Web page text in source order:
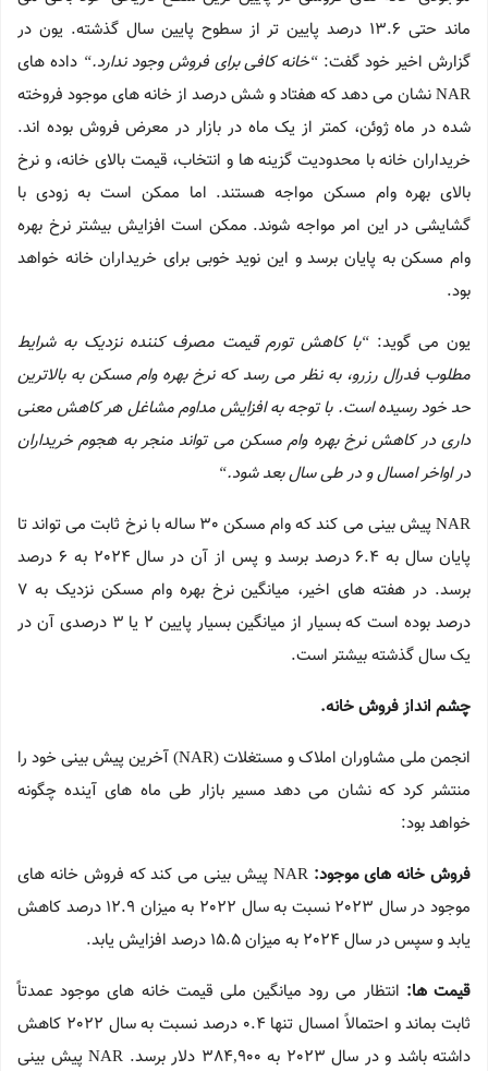
ماند حتی 13.6 درصد پایین تر از سطوح پایین سال گذشته. یون در
گزارش اخیر خود گفت: “خانه کافی برای فروش وجود ندارد.“ داده های
NAR نشان می دهد که هفتاد و شش درصد از خانه های موجود فروخته
شده در ماه ژوئن، کمتر از یک ماه در بازار در معرض فروش بوده اند.
خریداران خانه با محدودیت گزینه ها و انتخاب، قیمت بالای خانه، و نرخ
بالای بهره وام مسکن مواجه هستند. اما ممکن است به زودی با
گشایشی در این امر مواجه شوند. ممکن است افزایش بیشتر نرخ بهره
وام مسکن به پایان برسد و این نوید خوبی برای خریداران خانه خواهد
بود.
یون می گوید: “با کاهش تورم قیمت مصرف کننده نزدیک به شرایط
مطلوب فدرال رزرو، به نظر می رسد که نرخ بهره وام مسکن به بالاترین
حد خود رسیده است. با توجه به افزایش مداوم مشاغل هر کاهش معنی
داری در کاهش نرخ بهره وام مسکن می تواند منجر به هجوم خریداران
در اواخر امسال و در طی سال بعد شود.“
NAR پیش بینی می کند که وام مسکن 30 ساله با نرخ ثابت می تواند تا
پایان سال به 6.4 درصد برسد و پس از آن در سال 2024 به 6 درصد
برسد. در هفته های اخیر، میانگین نرخ بهره وام مسکن نزدیک به 7
درصد بوده است که بسیار از میانگین بسیار پایین 2 یا 3 درصدی آن در
یک سال گذشته بیشتر است.
چشم انداز فروش خانه.
انجمن ملی مشاوران املاک و مستغلات (NAR) آخرین پیش بینی خود را
منتشر کرد که نشان می دهد مسیر بازار طی ماه های آینده چگونه
خواهد بود:
فروش خانه های موجود:
NAR پیش بینی می کند که فروش خانه های
موجود در سال 2023 نسبت به سال 2022 به میزان 12.9 درصد کاهش
یابد و سپس در سال 2024 به میزان 15.5 درصد افزایش یابد.
قیمت ها: انتظار می رود میانگین ملی قیمت خانه های موجود عمدتاً
ثابت بماند و احتمالاً امسال تنها 0.4 درصد نسبت به سال 2022 کاهش
داشته باشد و در سال 2023 به 384,900 دلار برسد. NAR پیش بینی